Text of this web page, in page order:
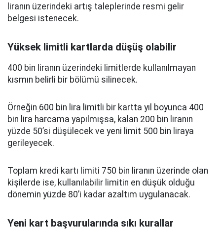
liranın üzerindeki artış taleplerinde resmi gelir
belgesi istenecek.
Yüksek limitli kartlarda düşüş olabilir
400 bin liranın üzerindeki limitlerde kullanılmayan
kısmın belirli bir bölümü silinecek.
Örneğin 600 bin lira limitli bir kartta yıl boyunca 400
bin lira harcama yapılmışsa, kalan 200 bin liranın
yüzde 50’si düşülecek ve yeni limit 500 bin liraya
gerileyecek.
Toplam kredi kartı limiti 750 bin liranın üzerinde olan
kişilerde ise, kullanılabilir limitin en düşük olduğu
dönemin yüzde 80’i kadar azaltım uygulanacak.
Yeni kart başvurularında sıkı kurallar